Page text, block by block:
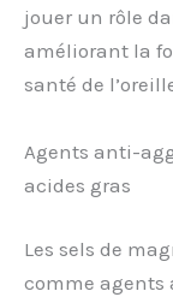
jouer un rôle
améliorant la
santé de
Agents anti-
acides gras
Les sels de
comme agents